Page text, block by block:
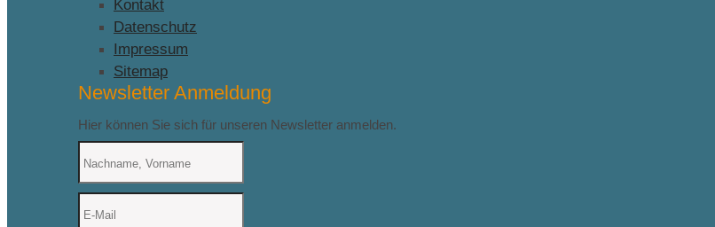
Kontakt
Datenschutz
Impressum
Sitemap
Newsletter Anmeldung
Hier können Sie sich für unseren Newsletter anmelden.